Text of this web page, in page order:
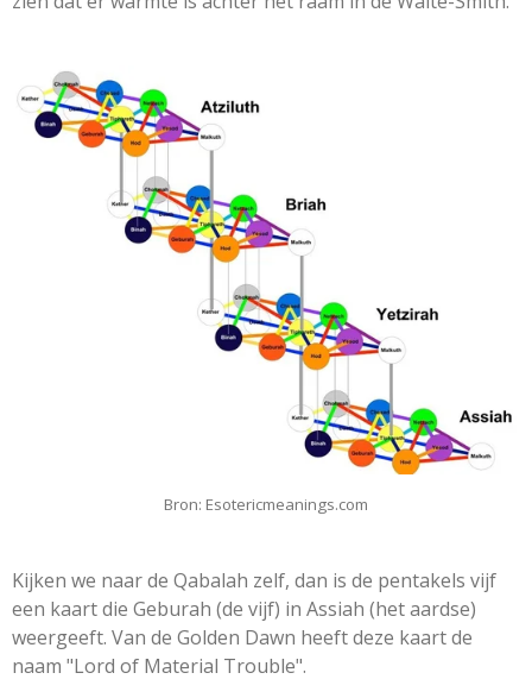
Bron: Esotericmeanings.com
Kijken we naar de Qabalah zelf, dan is de pentakels vijf
een kaart die Geburah (de vijf) in Assiah (het aardse)
weergeeft. Van de Golden Dawn heeft deze kaart de
naam "Lord of Material Trouble".